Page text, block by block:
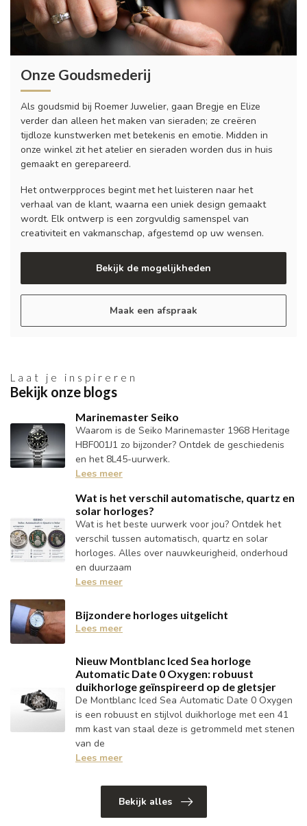
Onze Goudsmederij
Als goudsmid bij Roemer Juwelier, gaan Bregje en Elize
verder dan alleen het maken van sieraden; ze creëren
tijdloze kunstwerken met betekenis en emotie. Midden in
onze winkel zit het atelier en sieraden worden dus in huis
gemaakt en gerepareerd.
Het ontwerpproces begint met het luisteren naar het
verhaal van de klant, waarna een uniek design gemaakt
wordt. Elk ontwerp is een zorgvuldig samenspel van
creativiteit en vakmanschap, afgestemd op uw wensen.
Bekijk de mogelijkheden
Maak een afspraak
Laat je inspireren
Bekijk onze blogs
Marinemaster Seiko
Waarom is de Seiko Marinemaster 1968 Heritage
HBF001J1 zo bijzonder? Ontdek de geschiedenis
en het 8L45-uurwerk.
Lees meer
Wat is het verschil automatische, quartz en
solar horloges?
Wat is het beste uurwerk voor jou? Ontdek het
verschil tussen automatisch, quartz en solar
horloges. Alles over nauwkeurigheid, onderhoud
en duurzaam
Lees meer
Bijzondere horloges uitgelicht
Lees meer
Nieuw Montblanc Iced Sea horloge
Automatic Date 0 Oxygen: robuust
duikhorloge geïnspireerd op de gletsjer
De Montblanc Iced Sea Automatic Date 0 Oxygen
is een robuust en stijlvol duikhorloge met een 41
mm kast van staal deze is getrommeld met stenen
van de
Lees meer
Bekijk alles